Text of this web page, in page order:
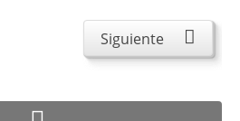
Siguiente